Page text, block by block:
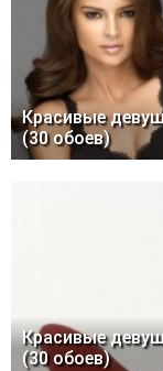
Красивые
(30 обоев)
Красивые
(30 обоев)